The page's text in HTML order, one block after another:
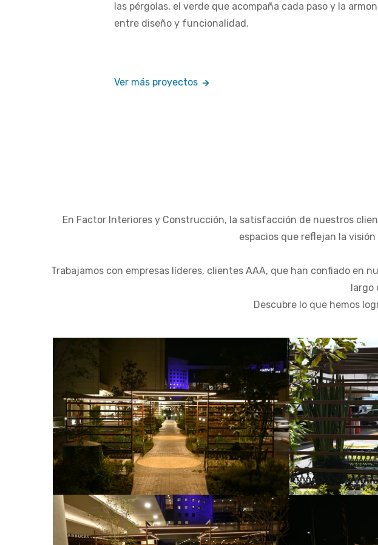
las pérgolas, el verde que acompaña cada paso y la
entre diseño y funcionalidad.
Ver más proyectos
En Factor Interiores y Construcción, la satisfacción de nuestros
espacios que reflejan la
Trabajamos con empresas líderes, clientes AAA, que han confiado en
largo
Descubre lo que hemos